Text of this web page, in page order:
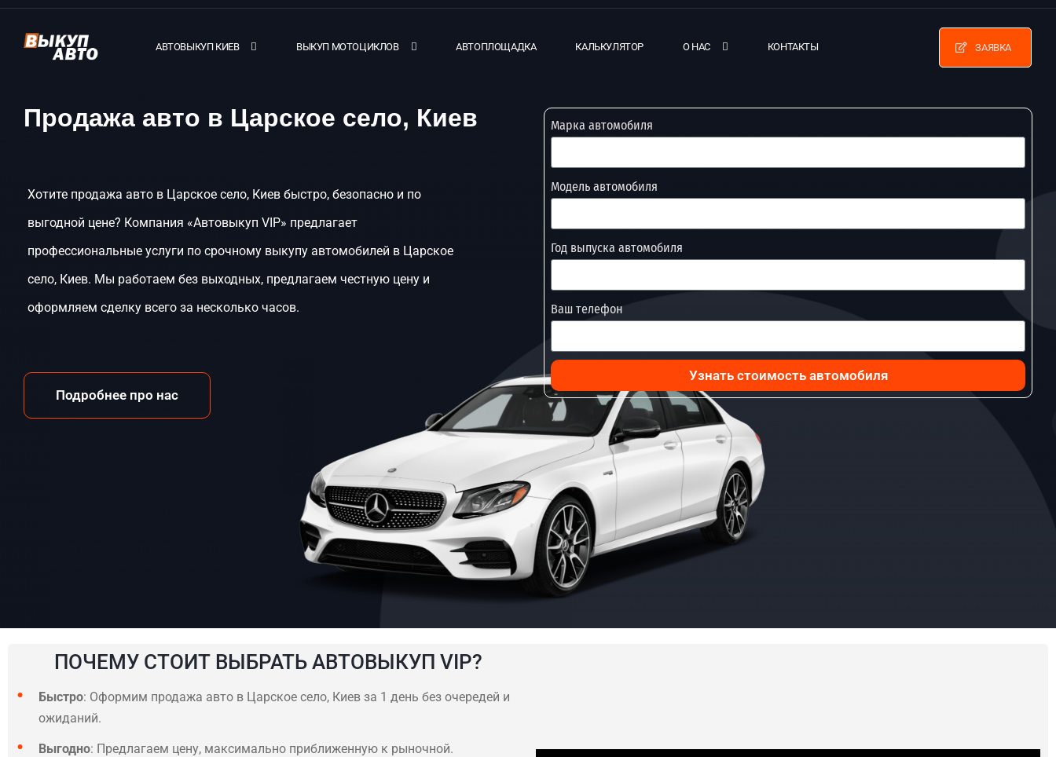
АВТОВЫКУП КИЕВ ВЫКУП МОТОЦИКЛОВ АВТОПЛОЩАДКА КАЛЬКУЛЯТОР О НАС КОНТАКТЫ ЗАЯВКА
Продажа авто в Царское село, Киев
Хотите продажа авто в Царское село, Киев быстро, безопасно и по
выгодной цене? Компания «Автовыкуп VIP» предлагает
профессиональные услуги по срочному выкупу автомобилей в Царское
село, Киев. Мы работаем без выходных, предлагаем честную цену и
оформляем сделку всего за несколько часов.
Подробнее про нас
Марка автомобиля
Модель автомобиля
Год выпуска автомобиля
Ваш телефон
Узнать стоимость автомобиля
ПОЧЕМУ СТОИТ ВЫБРАТЬ АВТОВЫКУП VIP?
Быстро: Оформим продажа авто в Царское село, Киев за 1 день без очередей и
ожиданий.
Выгодно: Предлагаем цену, максимально приближенную к рыночной.